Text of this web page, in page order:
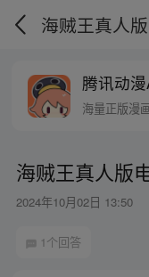
腾讯动
海量正版漫
海贼王真人版
2024年10月02日 13:50
1个回答